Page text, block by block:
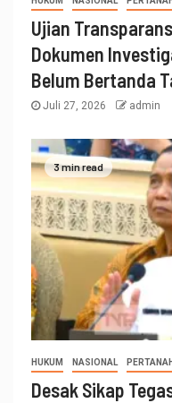
Ujian
Dokumen
Belum Bertanda
Juli 27, 2026 admin
3 min read
HUKUM NASIONAL
Desak Sikap